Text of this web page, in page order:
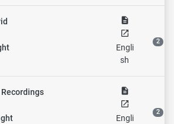
description
open_in_new
Engli
sh
2
description
open_in_new
Engli
2